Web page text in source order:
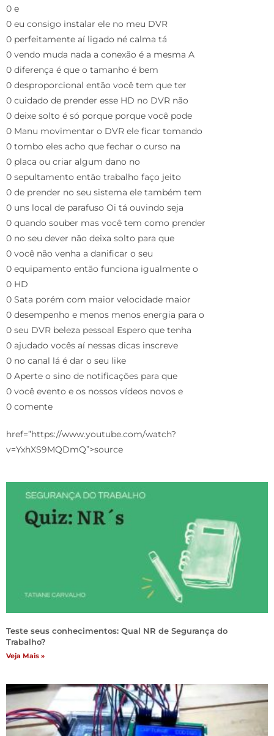
0 e
0 eu consigo instalar ele no meu DVR
0 perfeitamente aí ligado né calma tá
0 vendo muda nada a conexão é a mesma A
0 diferença é que o tamanho é bem
0 desproporcional então você tem que ter
0 cuidado de prender esse HD no DVR não
0 deixe solto é só porque porque você pode
0 Manu movimentar o DVR ele ficar tomando
0 tombo eles acho que fechar o curso na
0 placa ou criar algum dano no
0 sepultamento então trabalho faço jeito
0 de prender no seu sistema ele também tem
0 uns local de parafuso Oi tá ouvindo seja
0 quando souber mas você tem como prender
0 no seu dever não deixa solto para que
0 você não venha a danificar o seu
0 equipamento então funciona igualmente o
0 HD
0 Sata porém com maior velocidade maior
0 desempenho e menos menos energia para o
0 seu DVR beleza pessoal Espero que tenha
0 ajudado vocês aí nessas dicas inscreve
0 no canal lá é dar o seu like
0 Aperte o sino de notificações para que
0 você evento e os nossos vídeos novos e
0 comente
href=”https://www.youtube.com/watch?
v=YxhXS9MQDmQ”>source
Teste seus conhecimentos: Qual NR de Segurança do
Trabalho?
Veja Mais »